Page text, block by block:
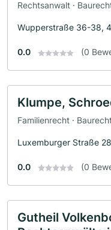
Rechtsanwalt ·
Wupperstraße 36-38,
0.0 (0
Klumpe,
Familienrecht ·
Luxemburger Straße
0.0 (0
Gutheil